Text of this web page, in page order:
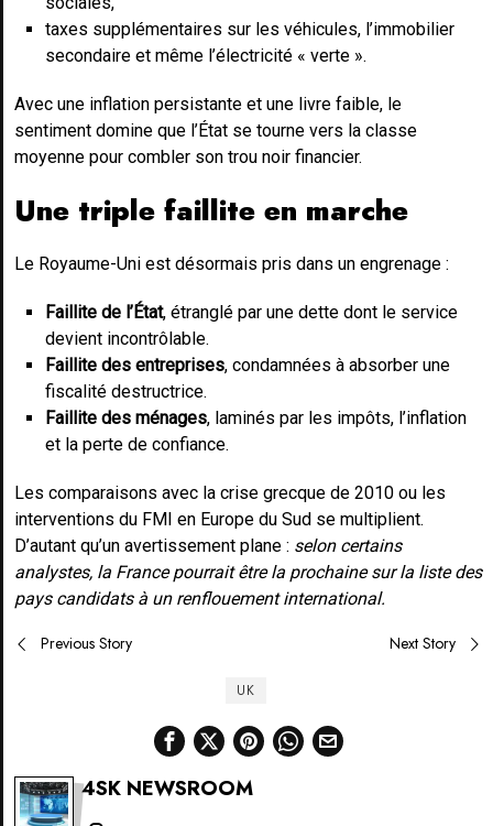
taxes supplémentaires sur les véhicules, l’immobilier
secondaire et même l’électricité « verte ».
Avec une inflation persistante et une livre faible, le
sentiment domine que l’État se tourne vers la classe
moyenne pour combler son trou noir financier.
Une triple faillite en marche
Le Royaume-Uni est désormais pris dans un engrenage :
Faillite de l’État, étranglé par une dette dont le service
devient incontrôlable.
Faillite des entreprises, condamnées à absorber une
fiscalité destructrice.
Faillite des ménages, laminés par les impôts, l’inflation
et la perte de confiance.
Les comparaisons avec la crise grecque de 2010 ou les
interventions du FMI en Europe du Sud se multiplient.
D’autant qu’un avertissement plane : selon certains
analystes, la France pourrait être la prochaine sur la liste des
pays candidats à un renflouement international.
Post
Previous Story Next Story
UK
4SK NEWSROOM